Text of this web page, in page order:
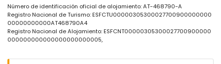
baño en suite con ducha e inodoro
baño con lavabo doble, ducha e inodoro
Exterior de esta casa de vacaciones
Número de identificación oficial de alojamiento: AT-468790-A
Registro Nacional de Turismo: ESFCTU00000305300027700900000000
00000000000AT468790A4
Registro Nacional de Alojamiento: ESFCNT00000305300027700900000
000000000000000000000005,